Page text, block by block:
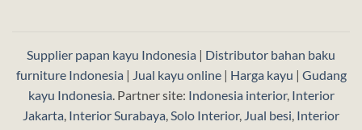
Supplier papan kayu Indonesia | Distributor bahan baku
furniture Indonesia | Jual kayu online| Harga kayu | Gudang
kayu Indonesia. Partner site: Indonesia interior, Interior
Jakarta, Interior Surabaya,Solo Interior, Jual besi, Interior